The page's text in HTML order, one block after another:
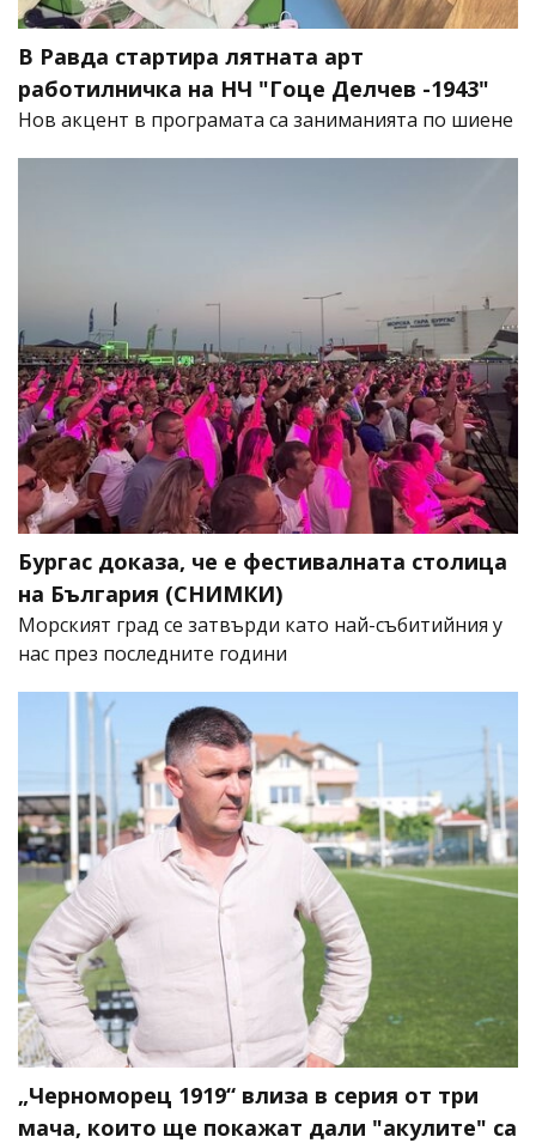
В Равда стартира лятната арт
работилничка на НЧ "Гоце Делчев -1943"
Нов акцент в програмата са заниманията по шиене
Бургас доказа, че е фестивалната столица
на България (СНИМКИ)
Морският град се затвърди като най-събитийния у
нас през последните години
„Черноморец 1919“ влиза в серия от три
мача, които ще покажат дали "акулите" са